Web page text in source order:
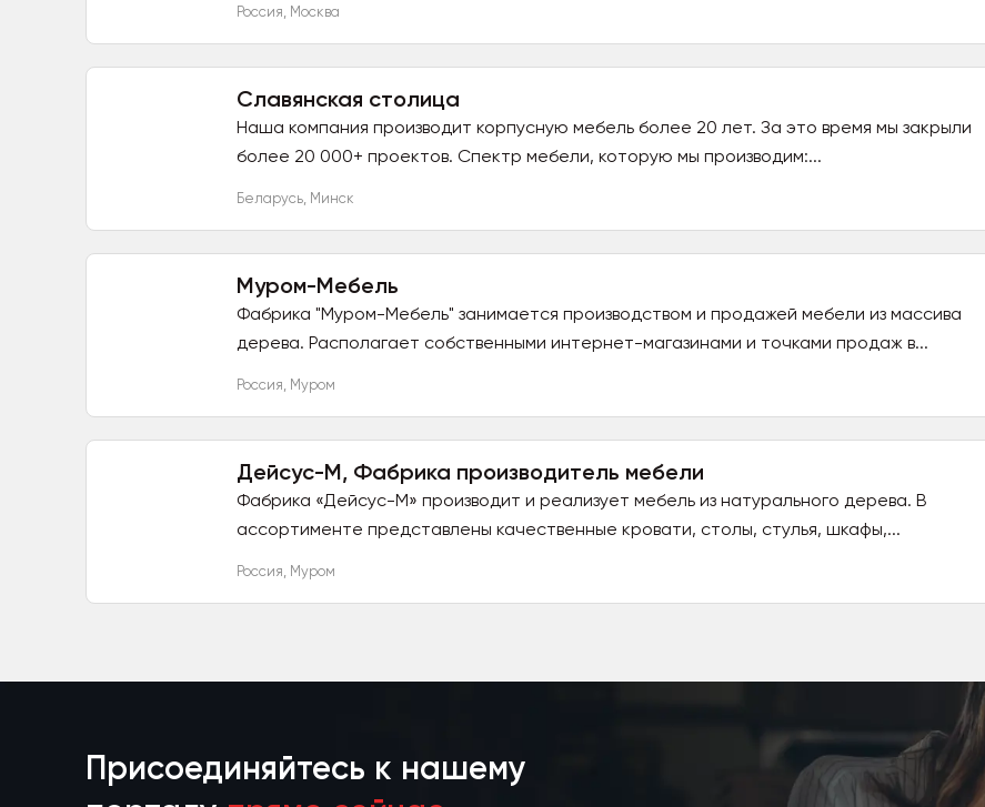
Россия, Москва
Славянская столица
Наша компания производит корпусную мебель более 20 лет. За это время мы закрыли
более 20 000+ проектов. Спектр мебели, которую мы производим:...
Беларусь, Минск
Муром-Мебель
Фабрика "Муром-Мебель" занимается производством и продажей мебели из массива
дерева. Располагает собственными интернет-магазинами и точками продаж в...
Россия, Муром
Дейсус-М, Фабрика производитель мебели
Фабрика «Дейсус-М» производит и реализует мебель из натурального дерева. В
ассортименте представлены качественные кровати, столы, стулья, шкафы,...
Россия, Муром
Присоединяйтесь к нашему